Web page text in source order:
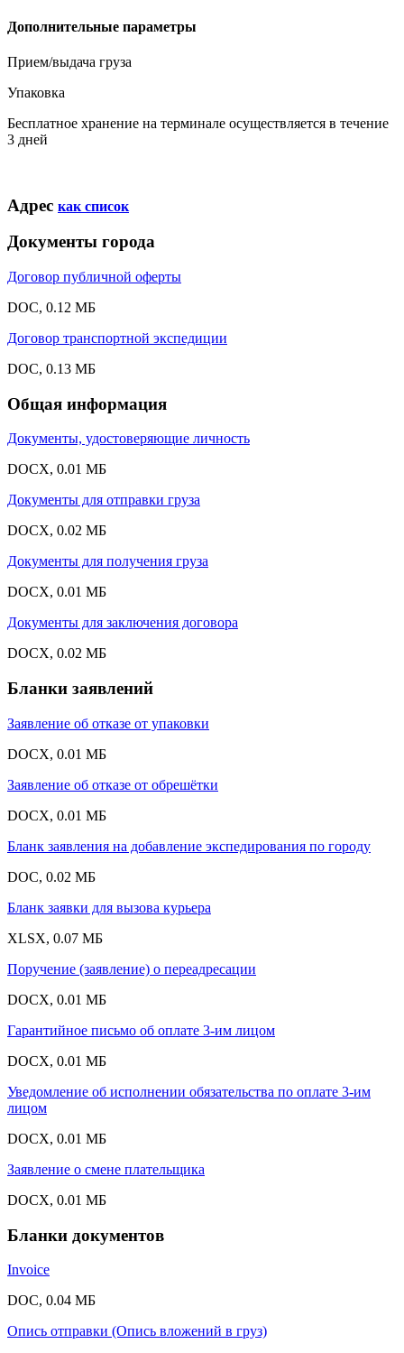
Дополнительные параметры
Прием/выдача груза
Упаковка
Бесплатное хранение на терминале осуществляется в течение
3 дней
Адрес как список
Документы города
Договор публичной оферты
DOC, 0.12 МБ
Договор транспортной экспедиции
DOC, 0.13 МБ
Общая информация
Документы, удостоверяющие личность
DOCX, 0.01 МБ
Документы для отправки груза
DOCX, 0.02 МБ
Документы для получения груза
DOCX, 0.01 МБ
Документы для заключения договора
DOCX, 0.02 МБ
Бланки заявлений
Заявление об отказе от упаковки
DOCX, 0.01 МБ
Заявление об отказе от обрешётки
DOCX, 0.01 МБ
Бланк заявления на добавление экспедирования по городу
DOC, 0.02 МБ
Бланк заявки для вызова курьера
XLSX, 0.07 МБ
Поручение (заявление) о переадресации
DOCX, 0.01 МБ
Гарантийное письмо об оплате 3-им лицом
DOCX, 0.01 МБ
Уведомление об исполнении обязательства по оплате 3-им
лицом
DOCX, 0.01 МБ
Заявление о смене плательщика
DOCX, 0.01 МБ
Бланки документов
Invoice
DOC, 0.04 МБ
Опись отправки (Опись вложений в груз)